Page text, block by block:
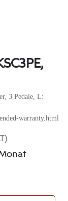
3 Pedale, L:
warranty.html